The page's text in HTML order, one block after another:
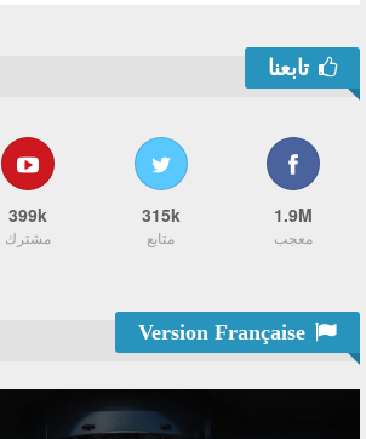
تابعنا
1.9M
معجب
315k
متابع
399k
مشترك